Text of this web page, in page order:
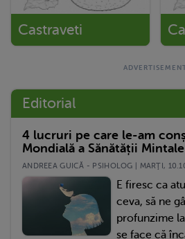
Castraveti
Editorial
4 lucruri pe care le-am
Mondială a Sănătății Mintale
ANDREEA GUICĂ - PSIHOLOG | MARŢI,
E firesc ca
ceva, să ne
profunzime
se face că